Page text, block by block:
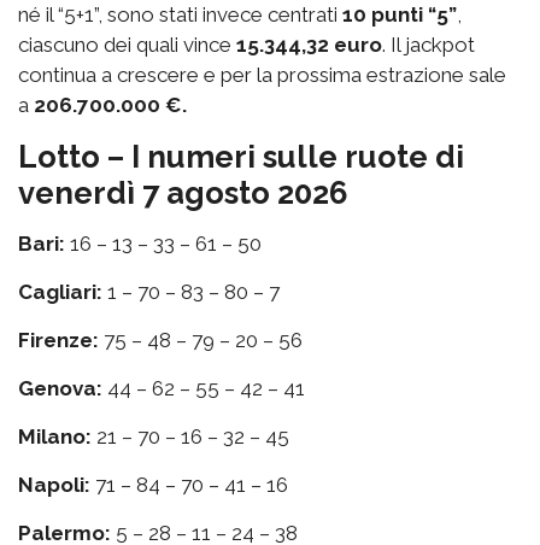
né il “5+1”, sono stati invece centrati 10 punti “5”
ciascuno dei quali vince 15.344,32 euro. Il jackpot
continua a crescere e per la prossima estrazione sale
a 206.700.000 €.
Lotto – I numeri sulle ruote di
venerdì 7 agosto 2026
Bari: 16 – 13 – 33 – 61 – 50
Cagliari: 1 – 70 – 83 – 80 – 7
Firenze: 75 – 48 – 79 – 20 – 56
Genova: 44 – 62 – 55 – 42 – 41
Milano: 21 – 70 – 16 – 32 – 45
Napoli: 71 – 84 – 70 – 41 – 16
Palermo: 5 – 28 – 11 – 24 – 38